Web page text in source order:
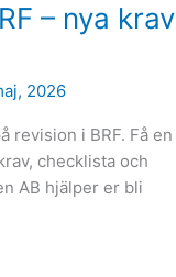
– nya krav
2026
revision i BRF. Få en
checklista och
AB hjälper er bli